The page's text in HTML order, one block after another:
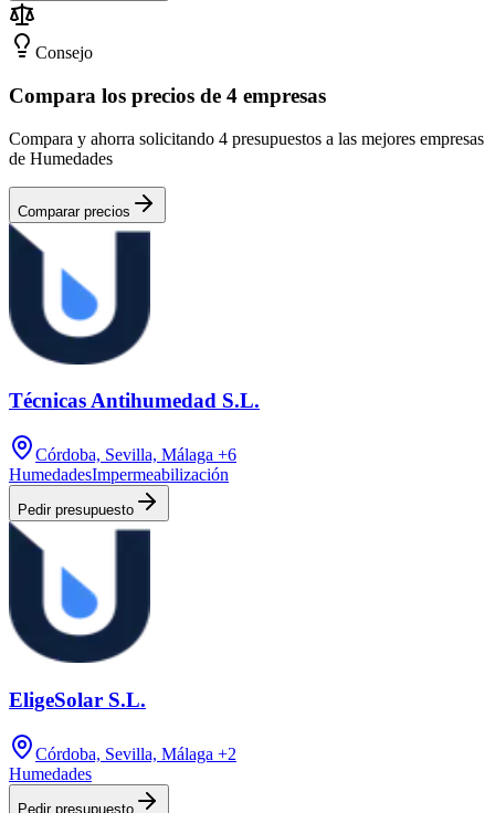
Consejo
Compara los precios de 4 empresas
Compara y ahorra solicitando 4 presupuestos a las mejores empresas
de Humedades
Comparar precios
Técnicas Antihumedad S.L.
Córdoba, Sevilla, Málaga +6
HumedadesImpermeabilización
Pedir presupuesto
EligeSolar S.L.
Córdoba, Sevilla, Málaga +2
Humedades
Pedir presupuesto